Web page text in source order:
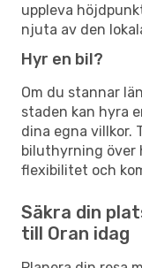
uppleva
njuta av den
Hyr en bil?
Om du stannar
staden kan hyra
dina egna villkor.
biluthyrning över
flexibilitet och
Säkra din
till Oran idag